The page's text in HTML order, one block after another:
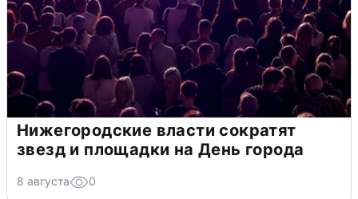
Нижегородские власти сократят
звезд и площадки на День города
8 августа 0